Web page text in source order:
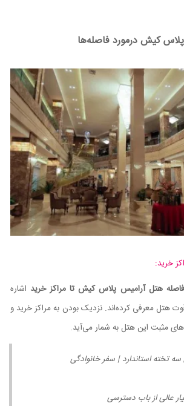
کیش درمورد فاصله‌ها
خرید:
فاصله هتل آرامیس پلاس کیش تا مراکز خرید اشاره
هتل معرفی کرده‌اند. نزدیک بودن به مراکز خرید و
مثبت این هتل به شمار می‌آید.
سه تخته استاندارد | سفر خانوادگی
عالی از باب دسترسی